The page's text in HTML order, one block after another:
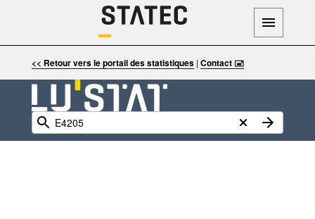
<< Retour vers le portail des statistiques| Contact 🖃